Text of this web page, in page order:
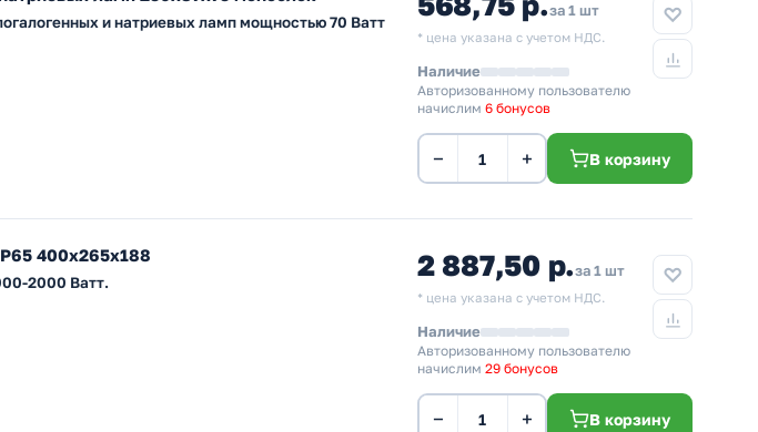
и натриевых ламп мощностью 70 Ватт
за 1 шт
* цена указана с учетом НДС.
Наличие
Авторизованному пользователю
начислим 6 бонусов
− + В корзину
400х265х188
2000 Ватт.
2 887,50 р.за 1 шт
* цена указана с учетом НДС.
Наличие
Авторизованному пользователю
начислим 29 бонусов
− + В корзину